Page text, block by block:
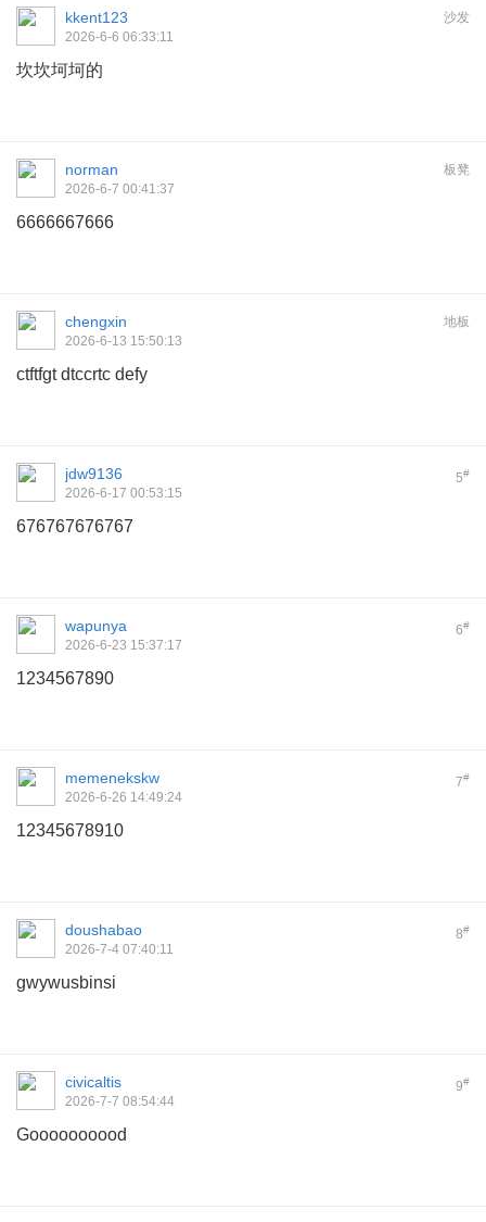
沙发
kkent123
2026-6-6 06:33:11
坎坎坷坷的
板凳
norman
2026-6-7 00:41:37
6666667666
地板
chengxin
2026-6-13 15:50:13
ctftfgt dtccrtc defy
5#
jdw9136
2026-6-17 00:53:15
676767676767
6#
wapunya
2026-6-23 15:37:17
1234567890
7#
memenekskw
2026-6-26 14:49:24
12345678910
8#
doushabao
2026-7-4 07:40:11
gwywusbinsi
9#
civicaltis
2026-7-7 08:54:44
Goooooooood